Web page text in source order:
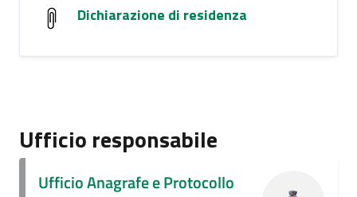
Dichiarazione di residenza
Ufficio responsabile
Ufficio Anagrafe e Protocollo